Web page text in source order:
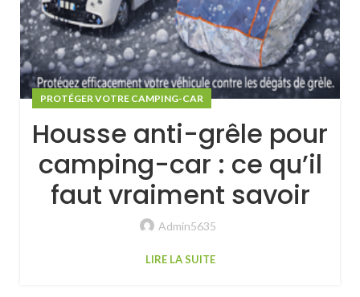
PROTÉGER VOTRE CAMPING-CAR
Housse anti-grêle pour
camping-car : ce qu’il
faut vraiment savoir
Admin5635
LIRE LA SUITE